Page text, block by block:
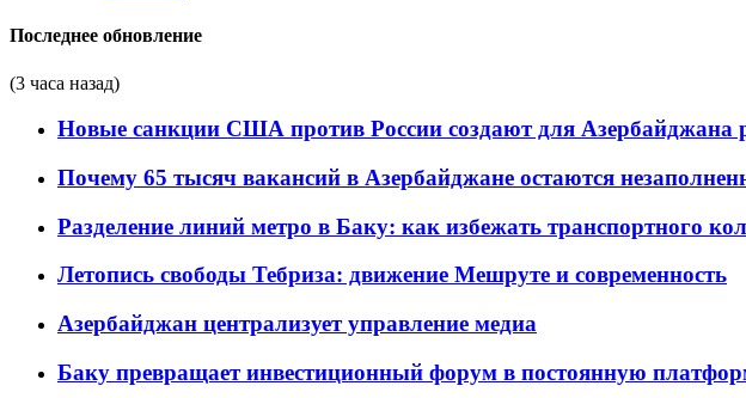
Последнее обновление
(3 часа назад)
Новые санкции США против России создают для Азербайджана
Почему 65 тысяч вакансий в Азербайджане остаются
Разделение линий метро в Баку: как избежать транспортного
Летопись свободы Тебриза: движение Мешруте и современность
Азербайджан централизует управление медиа
Баку превращает инвестиционный форум в постоянную